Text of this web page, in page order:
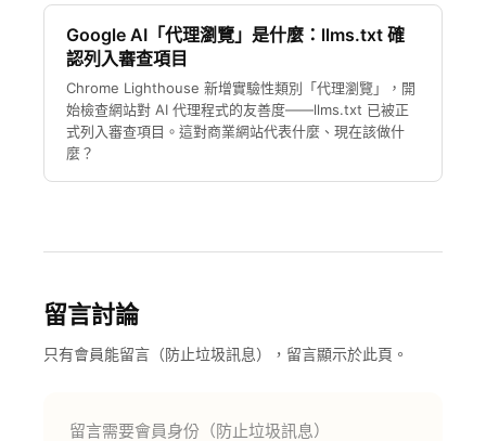
Google AI「代理瀏覽」是什麼：llms.txt 確
認列入審查項目
Chrome Lighthouse 新增實驗性類別「代理瀏覽」，開
始檢查網站對 AI 代理程式的友善度——llms.txt 已被正
式列入審查項目。這對商業網站代表什麼、現在該做什
麼？
留言討論
只有會員能留言（防止垃圾訊息），留言顯示於此頁。
留言需要會員身份（防止垃圾訊息）